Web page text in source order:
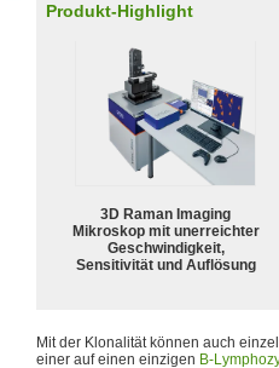
Produkt-Highlight
3D Raman Imaging
Mikroskop mit unerreichter
Geschwindigkeit,
Sensitivität und Auflösung
Mit der Klonalität können auch
einer auf einen einzigen B-